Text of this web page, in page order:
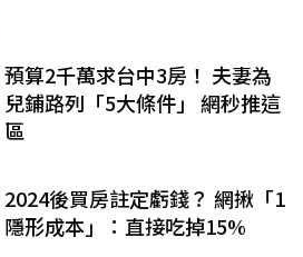
預算2千萬求台中3房！ 夫妻為
兒鋪路列「5大條件」 網秒推這
區
2024後買房註定虧錢？ 網揪「1
隱形成本」：直接吃掉15%